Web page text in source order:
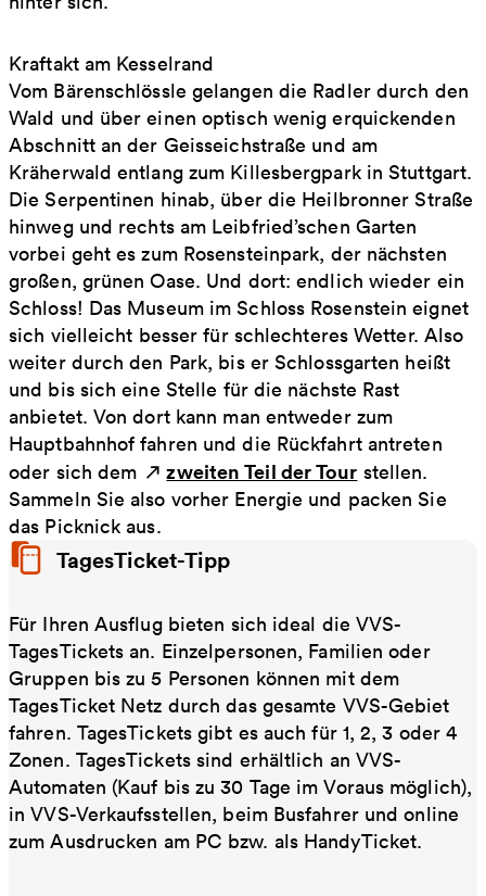
Kraftakt am Kesselrand
Vom Bärenschlössle gelangen die Radler durch den
Wald und über einen optisch wenig erquickenden
Abschnitt an der ­Geisseichstraße und am
Kräherwald entlang zum Killesbergpark in Stuttgart.
Die Serpentinen hinab, über die Heilbronner Straße
hinweg und rechts am Leibfried’schen Garten
vorbei geht es zum Rosensteinpark, der nächsten
großen, grünen Oase. Und dort: endlich wieder ein
Schloss! Das Museum im Schloss Rosenstein eignet
sich vielleicht besser für schlechteres Wetter. Also
weiter durch den Park, bis er Schlossgarten heißt
und bis sich eine Stelle für die nächste Rast
anbietet. Von dort kann man entweder zum
Hauptbahnhof fahren und die Rückfahrt antreten
oder sich dem
zweiten Teil der Tour stellen.
Sammeln Sie also vorher Energie und packen Sie
das Picknick aus.
TagesTicket-Tipp
Für Ihren Ausflug bieten sich ideal die VVS-
TagesTickets an. Einzelpersonen, Familien oder
Gruppen bis zu 5 Personen können mit dem
TagesTicket Netz durch das gesamte VVS-Gebiet
fahren. TagesTickets gibt es auch für 1, 2, 3 oder 4
Zonen. TagesTickets sind erhältlich an VVS-
Automaten (Kauf bis zu 30 Tage im Voraus möglich),
in VVS-Verkaufsstellen, beim Busfahrer und online
zum Ausdrucken am PC bzw. als HandyTicket.